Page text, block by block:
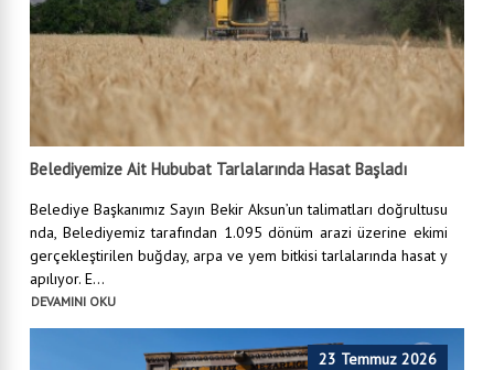
Belediyemize Ait Hububat Tarlalarında Hasat Başladı
Belediye Başkanımız Sayın Bekir Aksun’un talimatları doğrultusu
nda, Belediyemiz tarafından 1.095 dönüm arazi üzerine ekimi
gerçekleştirilen buğday, arpa ve yem bitkisi tarlalarında hasat y
apılıyor. E...
DEVAMINI OKU
23 Temmuz 2026